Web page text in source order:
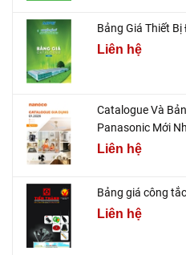
Bảng Giá Thiết
Liên hệ
Catalogue Và
Panasonic Mới
Liên hệ
Bảng giá công
Liên hệ